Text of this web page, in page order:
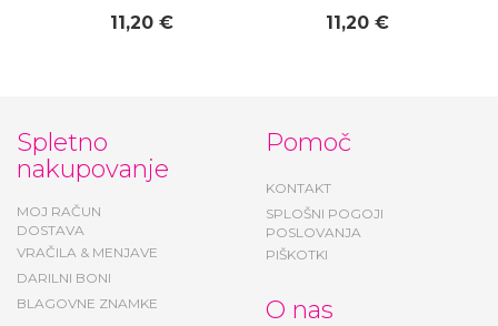
11,20 € 11,20 €
Spletno
nakupovanje
MOJ RAČUN
DOSTAVA
VRAČILA & MENJAVE
DARILNI BONI
BLAGOVNE ZNAMKE
Pomoč
KONTAKT
SPLOŠNI POGOJI
POSLOVANJA
PIŠKOTKI
O nas